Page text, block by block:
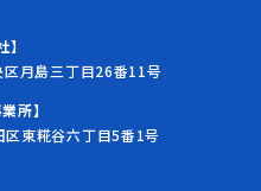
】
月島三丁目26番11号
所】
東糀谷六丁目5番1号